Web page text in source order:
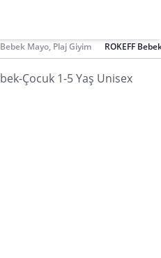
Bebek Mayo, Plaj Giyim ROKEFF